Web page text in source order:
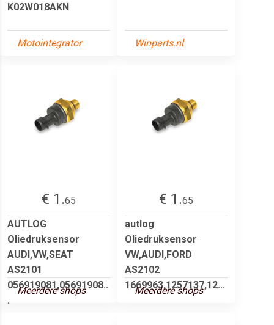
K02W018AKN
Motointegrator Winparts.nl
€ 1.65
AUTLOG
Oliedruksensor
AUDI,VW,SEAT
AS2101
056919081,05691908..
.
Meerdere shops
€ 1.65
autlog
Oliedruksensor
VW,AUDI,FORD
AS2102
1669963,1257137,12...
Meerdere shops